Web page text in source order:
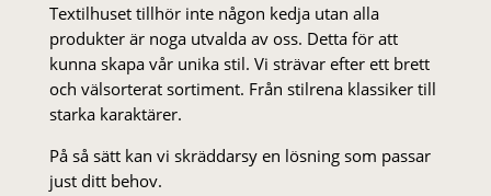
Textilhuset tillhör inte någon kedja utan alla
produkter är noga utvalda av oss. Detta för att
kunna skapa vår unika stil. Vi strä­var efter ett brett
och välsorterat sor­ti­ment. Från stil­rena klas­siker till
starka karaktärer.
På så sätt kan vi skräddarsy en lösning som passar
just ditt behov.